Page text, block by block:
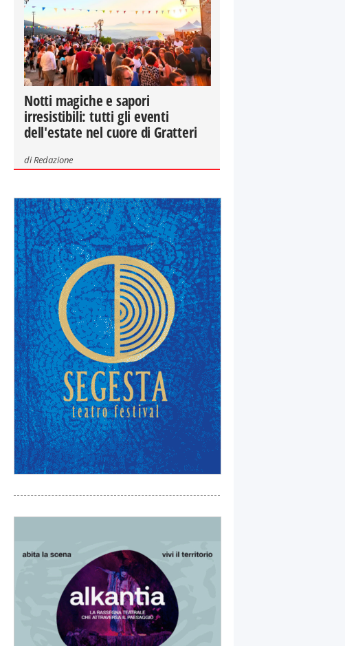
Notti magiche e sapori
irresistibili: tutti gli eventi
dell'estate nel cuore di Gratteri
diRedazione